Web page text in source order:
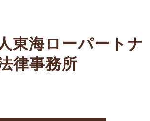
東海ローパートナ
律事務所